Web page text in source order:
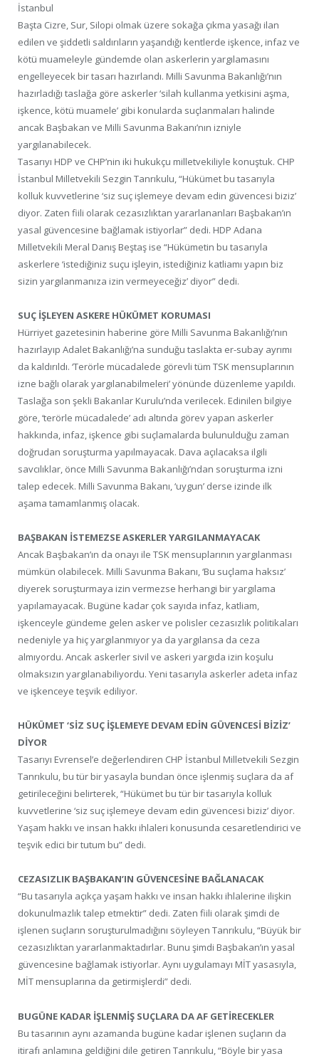
İstanbul
Başta Cizre, Sur, Silopi olmak üzere sokağa çıkma yasağı ilan
edilen ve şiddetli saldırıların yaşandığı kentlerde işkence, infaz ve
kötü muameleyle gündemde olan askerlerin yargılamasını
engelleyecek bir tasarı hazırlandı. Milli Savunma Bakanlığı’nın
hazırladığı taslağa göre askerler ‘silah kullanma yetkisini aşma,
işkence, kötü muamele’ gibi konularda suçlanmaları halinde
ancak Başbakan ve Milli Savunma Bakanı’nın izniyle
yargılanabilecek.
Tasarıyı HDP ve CHP’nin iki hukukçu milletvekiliyle konuştuk. CHP
İstanbul Milletvekili Sezgin Tanrıkulu, “Hükümet bu tasarıyla
kolluk kuvvetlerine ‘siz suç işlemeye devam edin güvencesi biziz’
diyor. Zaten fiili olarak cezasızlıktan yararlananları Başbakan’ın
yasal güvencesine bağlamak istiyorlar” dedi. HDP Adana
Milletvekili Meral Danış Beştaş ise “Hükümetin bu tasarıyla
askerlere ‘istediğiniz suçu işleyin, istediğiniz katliamı yapın biz
sizin yargılanmanıza izin vermeyeceğiz’ diyor” dedi.
SUÇ İŞLEYEN ASKERE HÜKÜMET KORUMASI
Hürriyet gazetesinin haberine göre Milli Savunma Bakanlığı’nın
hazırlayıp Adalet Bakanlığı’na sunduğu taslakta er-subay ayrımı
da kaldırıldı. ‘Terörle mücadalede görevli tüm TSK mensuplarının
izne bağlı olarak yargılanabilmeleri’ yönünde düzenleme yapıldı.
Taslağa son şekli Bakanlar Kurulu’nda verilecek. Edinilen bilgiye
göre, ‘terörle mücadalede’ adı altında görev yapan askerler
hakkında, infaz, işkence gibi suçlamalarda bulunulduğu zaman
doğrudan soruşturma yapılmayacak. Dava açılacaksa ilgili
savcılıklar, önce Milli Savunma Bakanlığı’ndan soruşturma izni
talep edecek. Milli Savunma Bakanı, ‘uygun’ derse izinde ilk
aşama tamamlanmış olacak.
BAŞBAKAN İSTEMEZSE ASKERLER YARGILANMAYACAK
Ancak Başbakan’ın da onayı ile TSK mensuplarının yargılanması
mümkün olabilecek. Milli Savunma Bakanı, ‘Bu suçlama haksız’
diyerek soruşturmaya izin vermezse herhangi bir yargılama
yapılamayacak. Bugüne kadar çok sayıda infaz, katliam,
işkenceyle gündeme gelen asker ve polisler cezasızlık politikaları
nedeniyle ya hiç yargılanmıyor ya da yargılansa da ceza
almıyordu. Ancak askerler sivil ve askeri yargıda izin koşulu
olmaksızın yargılanabiliyordu. Yeni tasarıyla askerler adeta infaz
ve işkenceye teşvik ediliyor.
HÜKÜMET ‘SİZ SUÇ İŞLEMEYE DEVAM EDİN GÜVENCESİ BİZİZ’
DİYOR
Tasarıyı Evrensel’e değerlendiren CHP İstanbul Milletvekili Sezgin
Tanrıkulu, bu tür bir yasayla bundan önce işlenmiş suçlara da af
getirileceğini belirterek, “Hükümet bu tür bir tasarıyla kolluk
kuvvetlerine ‘siz suç işlemeye devam edin güvencesi biziz’ diyor.
Yaşam hakkı ve insan hakkı ihlaleri konusunda cesaretlendirici ve
teşvik edici bir tutum bu” dedi.
CEZASIZLIK BAŞBAKAN’IN GÜVENCESİNE BAĞLANACAK
“Bu tasarıyla açıkça yaşam hakkı ve insan hakkı ihlalerine ilişkin
dokunulmazlık talep etmektir” dedi. Zaten fiili olarak şimdi de
işlenen suçların soruşturulmadığını söyleyen Tanrıkulu, “Büyük bir
cezasızlıktan yararlanmaktadırlar. Bunu şimdi Başbakan’ın yasal
güvencesine bağlamak istiyorlar. Aynı uygulamayı MİT yasasıyla,
MİT mensuplarına da getirmişlerdi” dedi.
BUGÜNE KADAR İŞLENMİŞ SUÇLARA DA AF GETİRECEKLER
Bu tasarının aynı azamanda bugüne kadar işlenen suçların da
itirafı anlamına geldiğini dile getiren Tanrıkulu, “Böyle bir yasa